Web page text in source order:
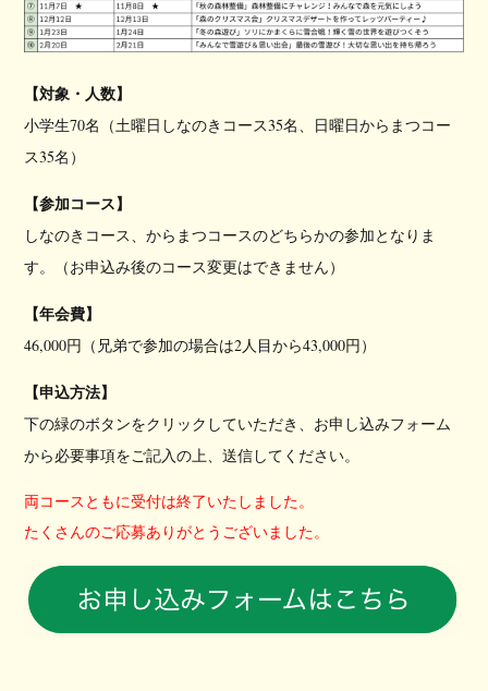
【対象・人数】
小学生70名（土曜日しなのきコース35名、日曜日からまつコー
ス35名）
【参加コース】
しなのきコース、からまつコースのどちらかの参加となりま
す。
（お申込み後のコース変更はできません）
【年会費】
46,000円（兄弟で参加の場合は2人目から43,000円）
【申込方法】
下の緑のボタンをクリックしていただき、 お申し込みフォーム
から必要事項をご記入の上、送信してください。
両コースともに受付は終了いたしました。
たくさんのご応募ありがとうございました。